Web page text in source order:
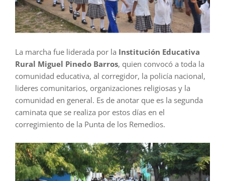
La marcha fue liderada por la Institución Educativa
Rural Miguel Pinedo Barros, quien convocó a toda la
comunidad educativa, al corregidor, la policía nacional,
lideres comunitarios, organizaciones religiosas y la
comunidad en general. Es de anotar que es la segunda
caminata que se realiza por estos días en el
corregimiento de la Punta de los Remedios.